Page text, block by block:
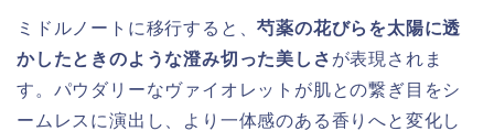
ミドルノートに移行すると、芍薬の花びらを太陽に透
かしたときのような澄み切った美しさ が表現されま
す。パウダリーなヴァイオレットが肌との繋ぎ目をシ
ームレスに演出し、より一体感のある香りへと変化し